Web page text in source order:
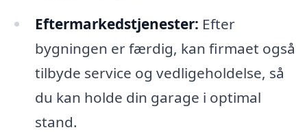
Eftermarkedstjenester: Efter
bygningen er færdig, kan firmaet også
tilbyde service og vedligeholdelse, så
du kan holde din garage i optimal
stand.